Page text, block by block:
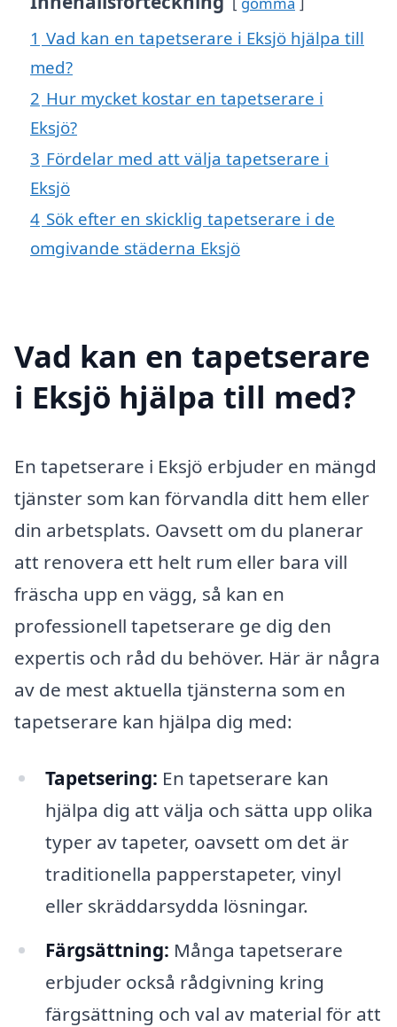
1 Vad kan en tapetserare i Eksjö hjälpa till
med?
2 Hur mycket kostar en tapetserare i
Eksjö?
3 Fördelar med att välja tapetserare i
Eksjö
4 Sök efter en skicklig tapetserare i de
omgivande städerna Eksjö
Vad kan en tapetserare
i Eksjö hjälpa till med?
En tapetserare i Eksjö erbjuder en mängd
tjänster som kan förvandla ditt hem eller
din arbetsplats. Oavsett om du planerar
att renovera ett helt rum eller bara vill
fräscha upp en vägg, så kan en
professionell tapetserare ge dig den
expertis och råd du behöver. Här är några
av de mest aktuella tjänsterna som en
tapetserare kan hjälpa dig med:
Tapetsering: En tapetserare kan
hjälpa dig att välja och sätta upp olika
typer av tapeter, oavsett om det är
traditionella papperstapeter, vinyl
eller skräddarsydda lösningar.
Färgsättning: Många tapetserare
erbjuder också rådgivning kring
färgsättning och val av material för att